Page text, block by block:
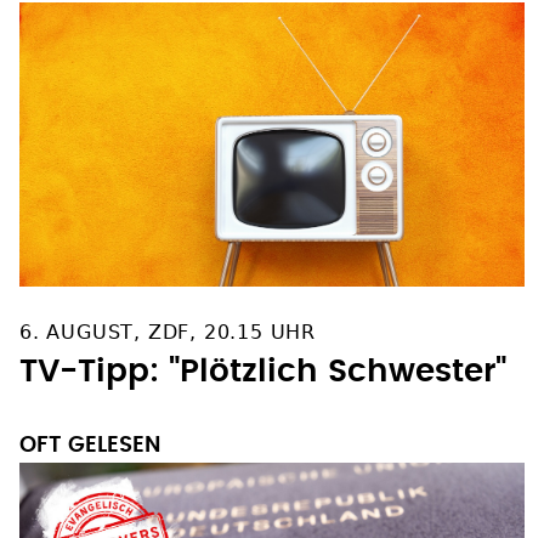
6. AUGUST, ZDF, 20.15 UHR
TV-Tipp: "Plötzlich Schwester"
OFT GELESEN